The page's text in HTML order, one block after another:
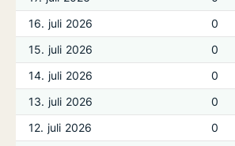
16. juli 2026
0
15. juli 2026
0
14. juli 2026
0
13. juli 2026
0
12. juli 2026
0